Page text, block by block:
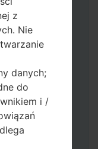
naciśnij i
i klawisz
zasilania i
do
wykryć
się numer
z
Nie
danych;
do
i /